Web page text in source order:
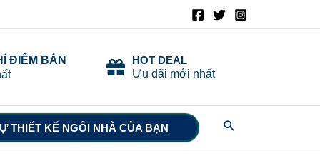
ĐIỂM BÁN
HOT DEAL
Ưu đãi mới nhất
THIẾT KẾ NGÔI NHÀ CỦA BẠN Search